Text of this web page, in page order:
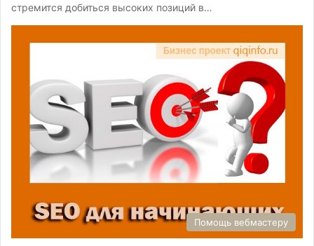
стремится добиться высоких позиций в…
Помощь вебмастеру